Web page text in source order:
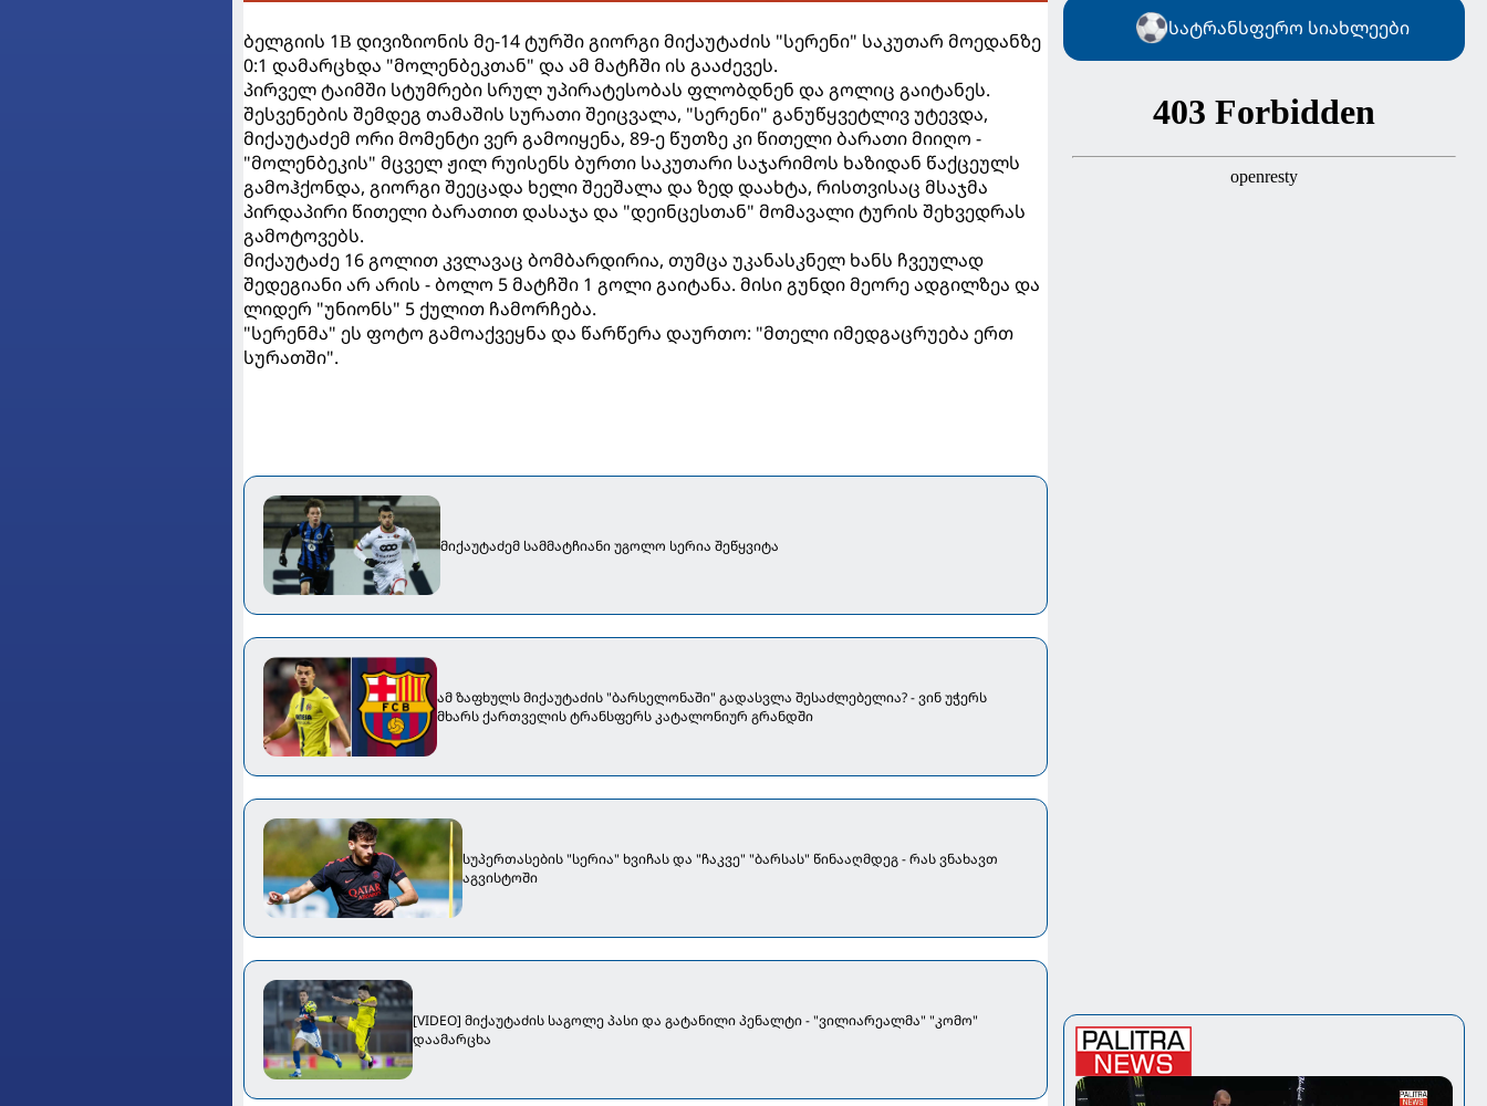
ბელგიის 1В დივიზიონის მე-14 ტურში გიორგი მიქაუტაძის "სერენი" საკუთარ მოედანზე
0:1 დამარცხდა "მოლენბეკთან" და ამ მატჩში ის გააძევეს.
პირველ ტაიმში სტუმრები სრულ უპირატესობას ფლობდნენ და გოლიც გაიტანეს.
შესვენების შემდეგ თამაშის სურათი შეიცვალა, "სერენი" განუწყვეტლივ უტევდა,
მიქაუტაძემ ორი მომენტი ვერ გამოიყენა, 89-ე წუთზე კი წითელი ბარათი მიიღო -
"მოლენბეკის" მცველ ჟილ რუისენს ბურთი საკუთარი საჯარიმოს ხაზიდან წაქცეულს
გამოჰქონდა, გიორგი შეეცადა ხელი შეეშალა და ზედ დაახტა, რისთვისაც მსაჯმა
პირდაპირი წითელი ბარათით დასაჯა და "დეინცესთან" მომავალი ტურის შეხვედრას
გამოტოვებს.
მიქაუტაძე 16 გოლით კვლავაც ბომბარდირია, თუმცა უკანასკნელ ხანს ჩვეულად
შედეგიანი არ არის - ბოლო 5 მატჩში 1 გოლი გაიტანა. მისი გუნდი მეორე ადგილზეა და
ლიდერ "უნიონს" 5 ქულით ჩამორჩება.
"სერენმა" ეს ფოტო გამოაქვეყნა და წარწერა დაურთო: "მთელი იმედგაცრუება ერთ
სურათში".
მიქაუტაძემ სამმატჩიანი უგოლო სერია შეწყვიტა
ამ ზაფხულს მიქაუტაძის "ბარსელონაში" გადასვლა შესაძლებელია? - ვინ უჭერს
მხარს ქართველის ტრანსფერს კატალონიურ გრანდში
სუპერთასების "სერია" ხვიჩას და "ჩაკვე" "ბარსას" წინააღმდეგ - რას ვნახავთ
აგვისტოში
[VIDEO] მიქაუტაძის საგოლე პასი და გატანილი პენალტი - "ვილიარეალმა" "კომო"
დაამარცხა
სატრანსფერო სიახლეები